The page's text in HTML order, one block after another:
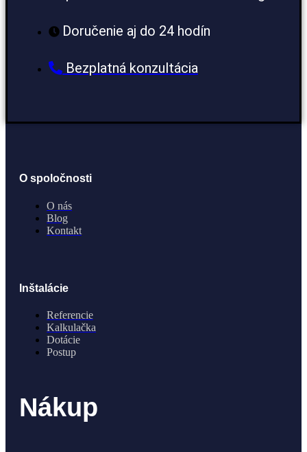
Doručenie aj do 24 hodín
Bezplatná konzultácia
O spoločnosti
O nás
Blog
Kontakt
Inštalácie
Referencie
Kalkulačka
Dotácie
Postup
Nákup